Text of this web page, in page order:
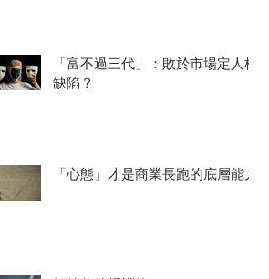
「富不過三代」：敗於市場定人格
缺陷？
「心態」才是商業長跑的底層能力